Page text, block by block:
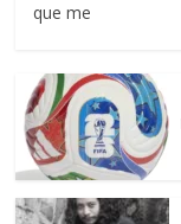
que me